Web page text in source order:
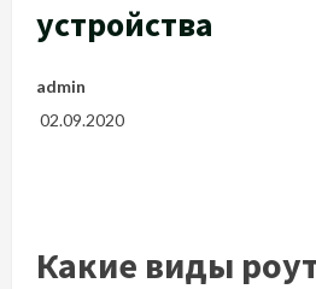
устройства
admin
02.09.2020
Какие виды